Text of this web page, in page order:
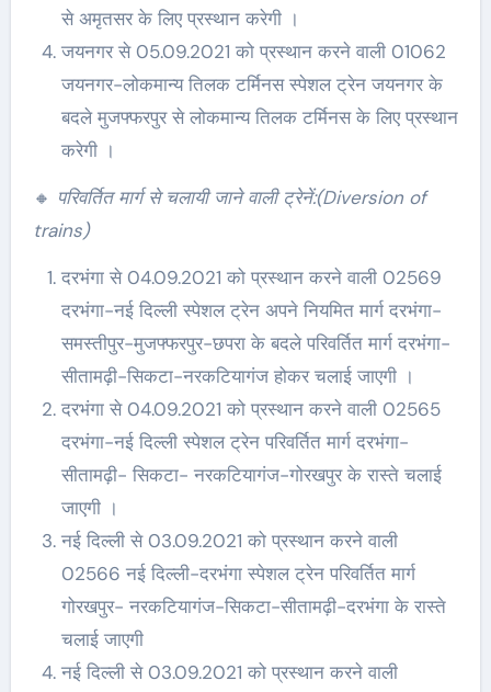
से अमृतसर के लिए प्रस्थान करेगी ।
जयनगर से 05.09.2021 को प्रस्थान करने वाली 01062
जयनगर-लोकमान्य तिलक टर्मिनस स्पेशल ट्रेन जयनगर के
बदले मुजफ्फरपुर से लोकमान्य तिलक टर्मिनस के लिए प्रस्थान
करेगी ।
🔸 परिवर्तित मार्ग से चलायी जाने वाली ट्रेनें:(Diversion of
trains)
दरभंगा से 04.09.2021 को प्रस्थान करने वाली 02569
दरभंगा-नई दिल्ली स्पेशल ट्रेन अपने नियमित मार्ग दरभंगा-
समस्तीपुर-मुजफ्फरपुर-छपरा के बदले परिवर्तित मार्ग दरभंगा-
सीतामढ़ी-सिकटा-नरकटियागंज होकर चलाई जाएगी ।
दरभंगा से 04.09.2021 को प्रस्थान करने वाली 02565
दरभंगा-नई दिल्ली स्पेशल ट्रेन परिवर्तित मार्ग दरभंगा-
सीतामढ़ी- सिकटा- नरकटियागंज-गोरखपुर के रास्ते चलाई
जाएगी ।
नई दिल्ली से 03.09.2021 को प्रस्थान करने वाली
02566 नई दिल्ली-दरभंगा स्पेशल ट्रेन परिवर्तित मार्ग
गोरखपुर- नरकटियागंज-सिकटा-सीतामढ़ी-दरभंगा के रास्ते
चलाई जाएगी
नई दिल्ली से 03.09.2021 को प्रस्थान करने वाली